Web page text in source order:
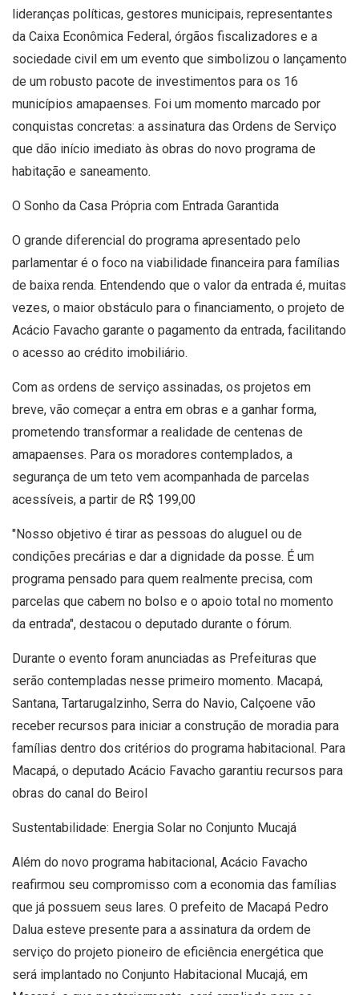
lideranças políticas, gestores municipais, representantes
da Caixa Econômica Federal, órgãos fiscalizadores e a
sociedade civil em um evento que simbolizou o lançamento
de um robusto pacote de investimentos para os 16
municípios amapaenses. Foi um momento marcado por
conquistas concretas: a assinatura das Ordens de Serviço
que dão início imediato às obras do novo programa de
habitação e saneamento.
O Sonho da Casa Própria com Entrada Garantida
O grande diferencial do programa apresentado pelo
parlamentar é o foco na viabilidade financeira para famílias
de baixa renda. Entendendo que o valor da entrada é, muitas
vezes, o maior obstáculo para o financiamento, o projeto de
Acácio Favacho garante o pagamento da entrada, facilitando
o acesso ao crédito imobiliário.
Com as ordens de serviço assinadas, os projetos em
breve, vão começar a entra em obras e a ganhar forma,
prometendo transformar a realidade de centenas de
amapaenses. Para os moradores contemplados, a
segurança de um teto vem acompanhada de parcelas
acessíveis, a partir de R$ 199,00
"Nosso objetivo é tirar as pessoas do aluguel ou de
condições precárias e dar a dignidade da posse. É um
programa pensado para quem realmente precisa, com
parcelas que cabem no bolso e o apoio total no momento
da entrada", destacou o deputado durante o fórum.
Durante o evento foram anunciadas as Prefeituras que
serão contempladas nesse primeiro momento. Macapá,
Santana, Tartarugalzinho, Serra do Navio, Calçoene vão
receber recursos para iniciar a construção de moradia para
famílias dentro dos critérios do programa habitacional. Para
Macapá, o deputado Acácio Favacho garantiu recursos para
obras do canal do Beirol
Sustentabilidade: Energia Solar no Conjunto Mucajá
Além do novo programa habitacional, Acácio Favacho
reafirmou seu compromisso com a economia das famílias
que já possuem seus lares. O prefeito de Macapá Pedro
Dalua esteve presente para a assinatura da ordem de
serviço do projeto pioneiro de eficiência energética que
será implantado no Conjunto Habitacional Mucajá, em